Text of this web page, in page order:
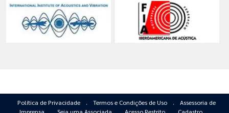
Política de Privacidade . Termos e Condições de Uso .
Assessoria de
Imprensa
Seja uma Associada Acesso Restrito Cadastro